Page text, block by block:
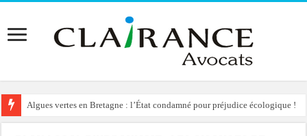
Algues vertes en Bretagne : l’État condamné pour préjudice écologique !